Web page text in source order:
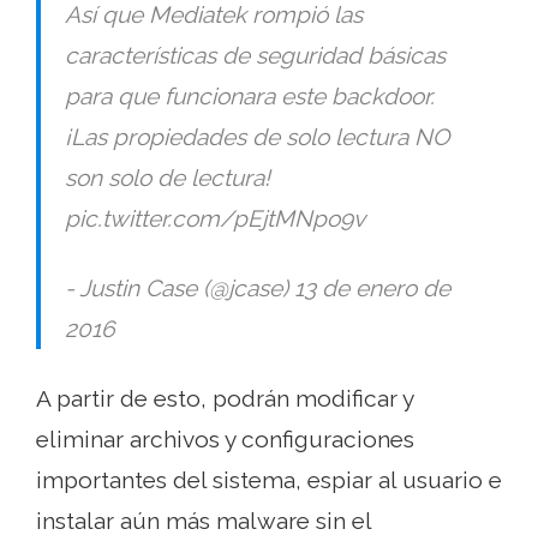
Así que Mediatek rompió las
características de seguridad básicas
para que funcionara este backdoor.
¡Las propiedades de solo lectura NO
son solo de lectura!
pic.twitter.com/pEjtMNpo9v
- Justin Case (@jcase) 13 de enero de
2016
A partir de esto, podrán modificar y
eliminar archivos y configuraciones
importantes del sistema, espiar al usuario e
instalar aún más malware sin el